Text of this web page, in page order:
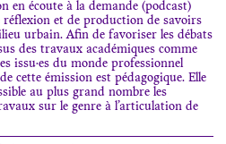
en écoute à la demande (podcast)
réflexion et de production de savoirs
urbain. Afin de favoriser les débats
des travaux académiques comme
issu·es du monde professionnel
cette émission est pédagogique. Elle
au plus grand nombre les
sur le genre à l’articulation de